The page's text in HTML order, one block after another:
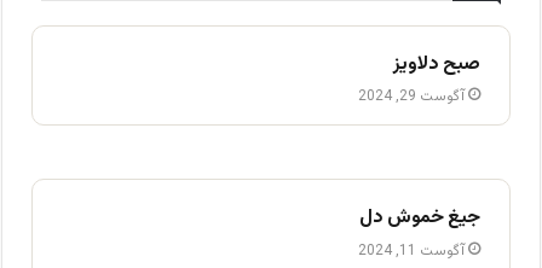
صبح دلاویز
آگوست 29, 2024
جیغ خموش دل
آگوست 11, 2024